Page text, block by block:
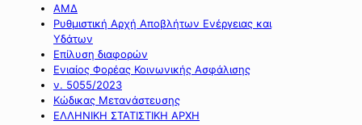
ΑΜΔ
Ρυθμιστική Αρχή Αποβλήτων Ενέργειας και
Υδάτων
Επίλυση διαφορών
Ενιαίος Φορέας Κοινωνικής Ασφάλισης
ν. 5055/2023
Κώδικας Μετανάστευσης
ΕΛΛΗΝΙΚΗ ΣΤΑΤΙΣΤΙΚΗ ΑΡΧΗ